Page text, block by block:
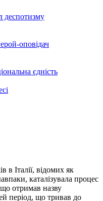
деспотизму
оповідач
єдність
в Італії, відомих як
каталізувала процес
отримав назву
період, що тривав до